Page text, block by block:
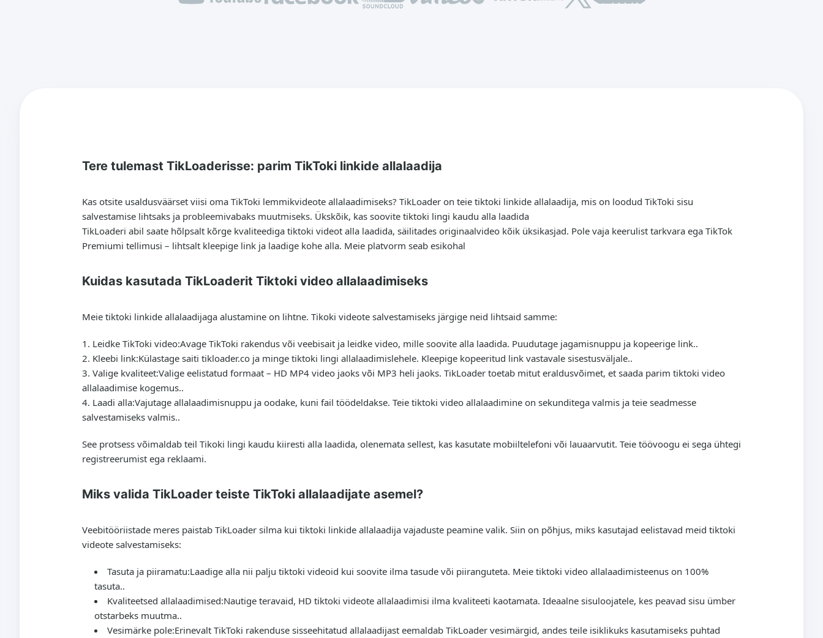
Tere tulemast TikLoaderisse: parim TikToki linkide allalaadija
Kas otsite usaldusväärset viisi oma TikToki lemmikvideote allalaadimiseks? TikLoader on teie tiktoki linkide allalaadija, mis on loodud TikToki sisu
salvestamise lihtsaks ja probleemivabaks muutmiseks. Ükskõik, kas soovite tiktoki lingi kaudu alla laadida
TikLoaderi abil saate hõlpsalt kõrge kvaliteediga tiktoki videot alla laadida, säilitades originaalvideo kõik üksikasjad. Pole vaja keerulist tarkvara ega TikTok
Premiumi tellimusi – lihtsalt kleepige link ja laadige kohe alla. Meie platvorm seab esikohal
Kuidas kasutada TikLoaderit Tiktoki video allalaadimiseks
Meie tiktoki linkide allalaadijaga alustamine on lihtne. Tikoki videote salvestamiseks järgige neid lihtsaid samme:
Leidke TikToki video:Avage TikToki rakendus või veebisait ja leidke video, mille soovite alla laadida. Puudutage jagamisnuppu ja kopeerige link..
Kleebi link:Külastage saiti tikloader.co ja minge tiktoki lingi allalaadimislehele. Kleepige kopeeritud link vastavale sisestusväljale..
Valige kvaliteet:Valige eelistatud formaat – HD MP4 video jaoks või MP3 heli jaoks. TikLoader toetab mitut eraldusvõimet, et saada parim tiktoki video
allalaadimise kogemus..
Laadi alla:Vajutage allalaadimisnuppu ja oodake, kuni fail töödeldakse. Teie tiktoki video allalaadimine on sekunditega valmis ja teie seadmesse
salvestamiseks valmis..
See protsess võimaldab teil Tikoki lingi kaudu kiiresti alla laadida, olenemata sellest, kas kasutate mobiiltelefoni või lauaarvutit. Teie töövoogu ei sega ühtegi
registreerumist ega reklaami.
Miks valida TikLoader teiste TikToki allalaadijate asemel?
Veebitööriistade meres paistab TikLoader silma kui tiktoki linkide allalaadija vajaduste peamine valik. Siin on põhjus, miks kasutajad eelistavad meid tiktoki
videote salvestamiseks:
Tasuta ja piiramatu:Laadige alla nii palju tiktoki videoid kui soovite ilma tasude või piiranguteta. Meie tiktoki video allalaadimisteenus on 100%
tasuta..
Kvaliteetsed allalaadimised:Nautige teravaid, HD tiktoki videote allalaadimisi ilma kvaliteeti kaotamata. Ideaalne sisuloojatele, kes peavad sisu ümber
otstarbeks muutma..
Vesimärke pole:Erinevalt TikToki rakenduse sisseehitatud allalaadijast eemaldab TikLoader vesimärgid, andes teile isiklikuks kasutamiseks puhtad